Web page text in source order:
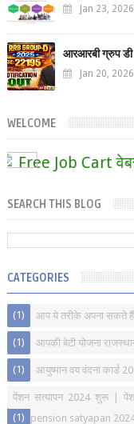
Jan 23, 2026
आरआरबी ग्रुप
Jan 20, 2026
WELCOME
Job Cart
SEARCH THIS BLOG
CATEGORIES
आप ये तरीके अपना सकते
(1)
आपकी बेटी योजना
(1)
आयुष्मान वय वंदना कार्ड
(1)
पेंशन सत्यापन 2024 शुरू |
pension satyapan
(1)